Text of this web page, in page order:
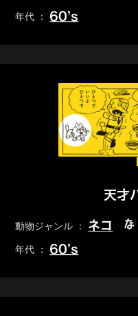
年代 ： 60’s
天才
動物ジャンル ： ネコ
年代 ： 60’s